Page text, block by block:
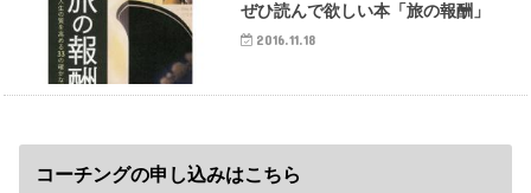
ぜひ読んで欲しい本「旅の報酬」
2016.11.18
コーチングの申し込みはこちら